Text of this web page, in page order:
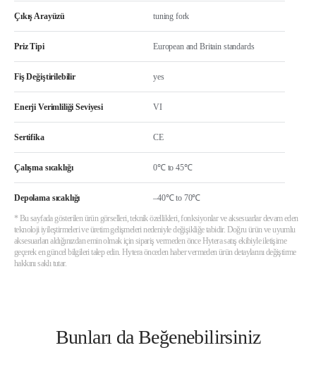
Çıkış Arayüzü tuning fork
Priz Tipi European and Britain standards
Fiş Değiştirilebilir yes
Enerji Verimliliği Seviyesi VI
Sertifika CE
Çalışma sıcaklığı 0℃ to 45℃
Depolama sıcaklığı –40℃ to 70℃
* Bu sayfada gösterilen ürün görselleri, teknik özellikleri, fonksiyonlar ve aksesuarlar devam eden
teknoloji iyileştirmeleri ve üretim gelişmeleri nedeniyle değişikliğe tabidir. Doğru ürün ve uyumlu
aksesuarları aldığınızdan emin olmak için sipariş vermeden önce Hytera satış ekibiyle iletişime
geçerek en güncel bilgileri talep edin. Hytera önceden haber vermeden ürün detaylarını değiştirme
hakkını saklı tutar.
Bunları da Beğenebilirsiniz